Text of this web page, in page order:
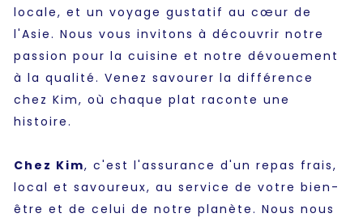
locale, et un voyage gustatif au cœur de
l'Asie. Nous vous invitons à découvrir notre
passion pour la cuisine et notre dévouement
à la qualité. Venez savourer la différence
chez Kim, où chaque plat raconte une
histoire.
Chez Kim, c'est l'assurance d'un repas frais,
local et savoureux, au service de votre bien-
être et de celui de notre planète. Nous nous